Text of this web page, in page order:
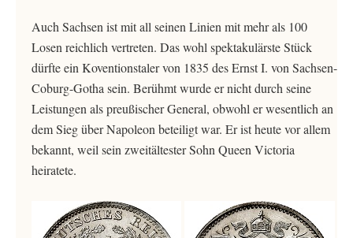
Auch Sachsen ist mit all seinen Linien mit mehr als 100
Losen reichlich vertreten. Das wohl spektakulärste Stück
dürfte ein Koventionstaler von 1835 des Ernst I. von Sachsen-
Coburg-Gotha sein. Berühmt wurde er nicht durch seine
Leistungen als preußischer General, obwohl er wesentlich an
dem Sieg über Napoleon beteiligt war. Er ist heute vor allem
bekannt, weil sein zweitältester Sohn Queen Victoria
heiratete.